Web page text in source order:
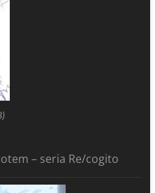
– seria Re/cogito